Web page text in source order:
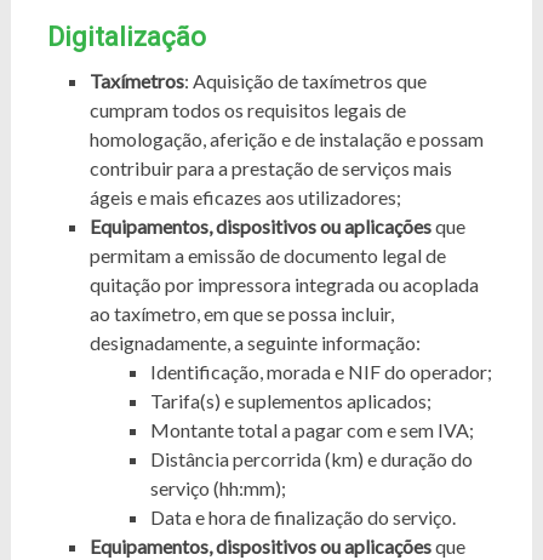
Digitalização
Taxímetros: Aquisição de taxímetros que
cumpram todos os requisitos legais de
homologação, aferição e de instalação e possam
contribuir para a prestação de serviços mais
ágeis e mais eficazes aos utilizadores;
Equipamentos, dispositivos ou aplicaçõesque
permitam a emissão de documento legal de
quitação por impressora integrada ou acoplada
ao taxímetro, em que se possa incluir,
designadamente, a seguinte informação:
Identificação, morada e NIF do operador;
Tarifa(s) e suplementos aplicados;
Montante total a pagar com e sem IVA;
Distância percorrida (km) e duração do
serviço (hh:mm);
Data e hora de finalização do serviço.
Equipamentos, dispositivos ou aplicaçõesque